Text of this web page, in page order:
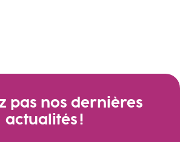
pas nos dernières
actualités !